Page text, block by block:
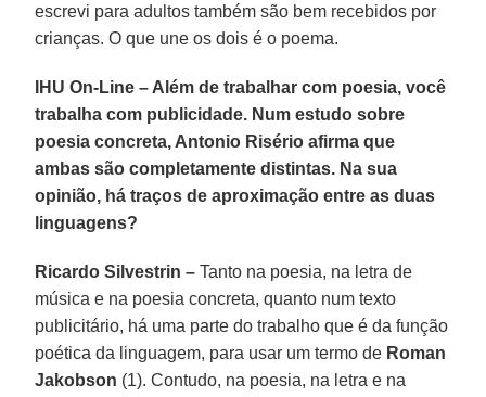
escrevi para adultos também são bem recebidos por
crianças. O que une os dois é o poema.
IHU On-Line – Além de trabalhar com poesia, você
trabalha com publicidade. Num estudo sobre
poesia concreta, Antonio Risério afirma que
ambas são completamente distintas. Na sua
opinião, há traços de aproximação entre as duas
linguagens?
Ricardo Silvestrin – Tanto na poesia, na letra de
música e na poesia concreta, quanto num texto
publicitário, há uma parte do trabalho que é da função
poética da linguagem, para usar um termo de Roman
Jakobson (1). Contudo, na poesia, na letra e na